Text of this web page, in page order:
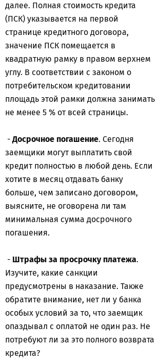
далее. Полная стоимость кредита
(ПСК) указывается на первой
странице кредитного договора,
значение ПСК помещается в
квадратную рамку в правом верхнем
углу. В соответствии с законом о
потребительском кредитовании
площадь этой рамки должна занимать
не менее 5 % от всей страницы.
-Досрочное погашение. Сегодня
заемщики могут выплатить свой
кредит полностью в любой день. Если
хотите в месяц отдавать банку
больше, чем записано договором,
выясните, не оговорена ли там
минимальная сумма досрочного
погашения.
- Штрафы за просрочку платежа.
Изучите, какие санкции
предусмотрены в наказание. Также
обратите внимание, нет ли у банка
особых условий за то, что заемщик
опаздывал с оплатой не один раз. Не
потребуют ли за это полного возврата
кредита?